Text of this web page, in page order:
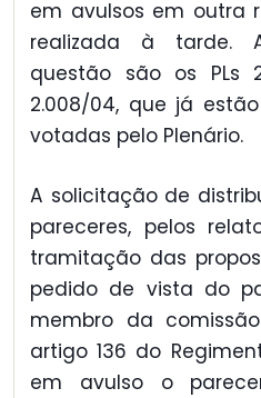
em avulsos em outra
realizada à tarde.
questão são os PLs
2.008/04, que já
votadas pelo Plenário.
A solicitação de
pareceres, pelos
tramitação das
pedido de vista do
membro da
artigo 136 do
em avulso o